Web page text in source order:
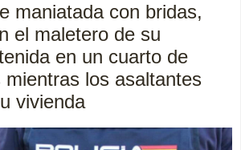
maniatada con bridas,
el maletero de su
en un cuarto de
mientras los asaltantes
vivienda